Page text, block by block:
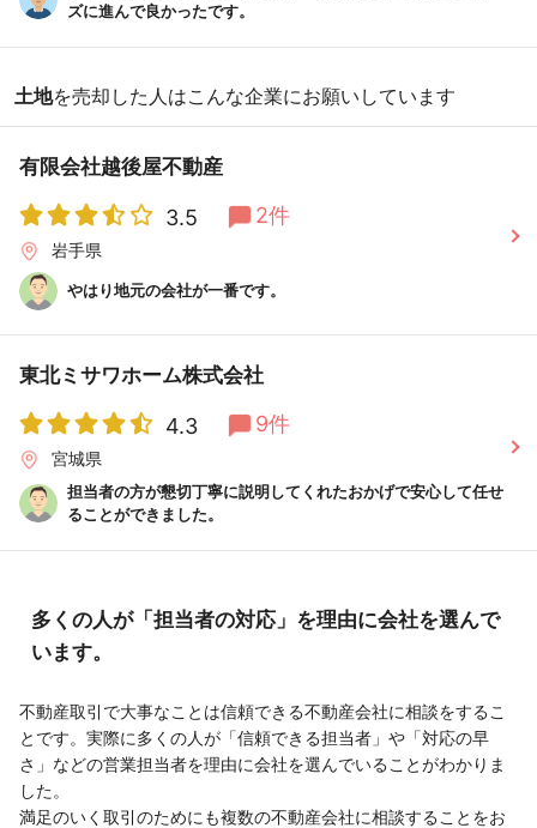
ズに進んで良かったです。
土地を売却した人はこんな企業にお願いしています
有限会社越後屋不動産
3.5 2件
岩手県
やはり地元の会社が一番です。
東北ミサワホーム株式会社
4.3 9件
宮城県
担当者の方が懇切丁寧に説明してくれたおかげで安心して任せ
ることができました。
多くの人が「担当者の対応」を理由に会社を選んで
います。
不動産取引で大事なことは信頼できる不動産会社に相談をするこ
とです。実際に多くの人が「信頼できる担当者」や「対応の早
さ」などの営業担当者を理由に会社を選んでいることがわかりま
した。
満足のいく取引のためにも複数の不動産会社に相談することをお